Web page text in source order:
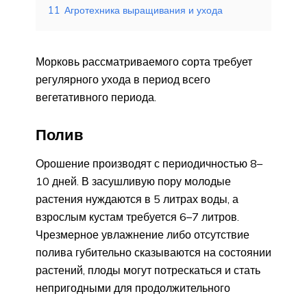
11 Агротехника выращивания и ухода
Морковь рассматриваемого сорта требует
регулярного ухода в период всего
вегетативного периода.
Полив
Орошение производят с периодичностью 8–
10 дней. В засушливую пору молодые
растения нуждаются в 5 литрах воды, а
взрослым кустам требуется 6–7 литров.
Чрезмерное увлажнение либо отсутствие
полива губительно сказываются на состоянии
растений, плоды могут потрескаться и стать
непригодными для продолжительного